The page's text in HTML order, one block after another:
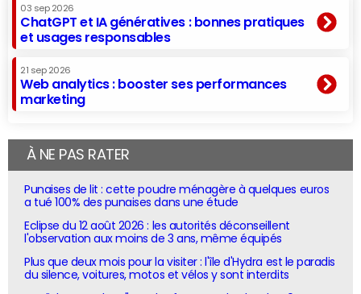
03 sep 2026
ChatGPT et IA génératives : bonnes pratiques
et usages responsables
21 sep 2026
Web analytics : booster ses performances
marketing
À NE PAS RATER
Punaises de lit : cette poudre ménagère à quelques euros
a tué 100% des punaises dans une étude
Eclipse du 12 août 2026 : les autorités déconseillent
l'observation aux moins de 3 ans, même équipés
Plus que deux mois pour la visiter : l'île d'Hydra est le paradis
du silence, voitures, motos et vélos y sont interdits